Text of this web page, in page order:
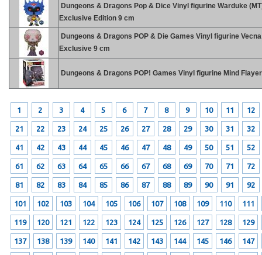
Dungeons & Dragons Pop & Dice Vinyl figurine Warduke
Exclusive Edition 9 cm
Dungeons & Dragons POP & Die Games Vinyl figurine Vecna
Exclusive 9 cm
Dungeons & Dragons POP! Games Vinyl figurine Mind
1 2 3 4 5 6 7 8 9 10 11 12
21 22 23 24 25 26 27 28 29 30 31 32
41 42 43 44 45 46 47 48 49 50 51 52
61 62 63 64 65 66 67 68 69 70 71 72
81 82 83 84 85 86 87 88 89 90 91 92
101 102 103 104 105 106 107 108 109 110 111
119 120 121 122 123 124 125 126 127 128 129
137 138 139 140 141 142 143 144 145 146 147